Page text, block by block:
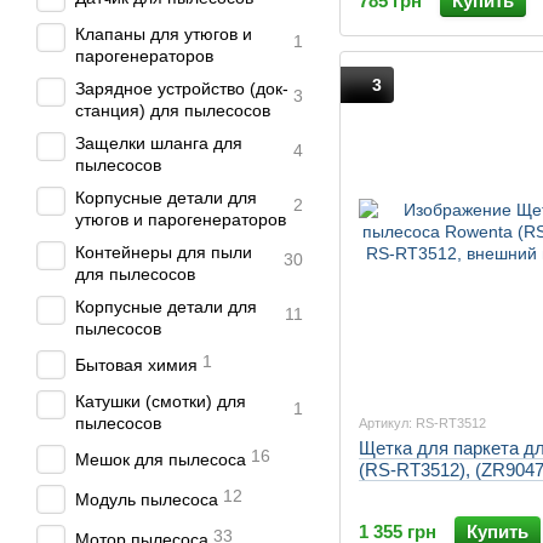
3
Артикул: RS-RT3512
Щетка для паркета
(RS-RT3512),
1 355 грн Купить
Клапаны для утюгов и
парогенераторов
1
Зарядное устройство (док-
станция) для пылесосов
3
Защелки шланга для
пылесосов
4
Корпусные детали для
утюгов и парогенераторов
2
Контейнеры для пыли
для пылесосов
30
Корпусные детали для
пылесосов
11
Бытовая химия 1
Катушки (смотки) для
пылесосов
1
Мешок для пылесоса 16
Модуль пылесоса 12
33